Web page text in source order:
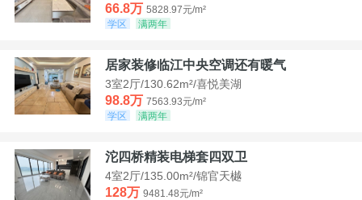
66.8万 5828.97元/m²
学区
满两年
居家装修临江中央空调还有暖气
3室2厅/130.62m²/喜悦美湖
98.8万 7563.93元/m²
学区
满两年
沱四桥精装电梯套四双卫
4室2厅/135.00m²/锦官天樾
128万 9481.48元/m²